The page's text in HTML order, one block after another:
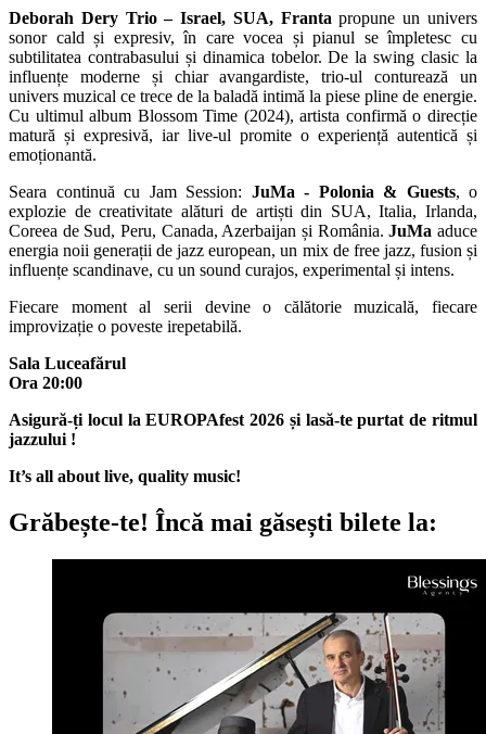
Deborah Dery Trio – Israel, SUA, Franta propune un univers
sonor cald și expresiv, în care vocea și pianul se împletesc cu
subtilitatea contrabasului și dinamica tobelor. De la swing clasic la
influențe moderne și chiar avangardiste, trio-ul conturează un
univers muzical ce trece de la baladă intimă la piese pline de energie.
Cu ultimul album Blossom Time (2024), artista confirmă o direcție
matură și expresivă, iar live-ul promite o experiență autentică și
emoționantă.
Seara continuă cu Jam Session: JuMa - Polonia & Guests, o
explozie de creativitate alături de artiști din SUA, Italia, Irlanda,
Coreea de Sud, Peru, Canada, Azerbaijan și România.JuMaaduce
energia noii generații de jazz european, un mix de free jazz, fusion și
influențe scandinave, cu un sound curajos, experimental și intens.
Fiecare moment al serii devine o călătorie muzicală, fiecare
improvizație o poveste irepetabilă.
Sala Luceafărul
Ora 20:00
Asigură-ți locul la EUROPAfest 2026 și lasă-te purtat de ritmul
jazzului !
It’s all about live, quality music!
Grăbește-te! Încă mai găsești bilete la: